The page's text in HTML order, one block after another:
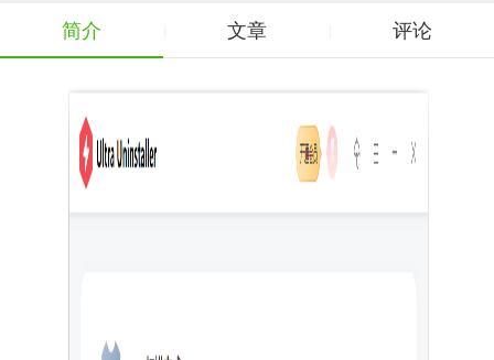
简介 文章 评论